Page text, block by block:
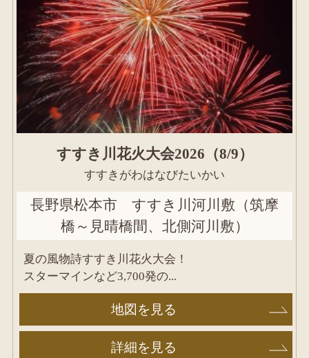
すすき川花火大会2026（8/9）
すすきがわはなびたいかい
長野県松本市 すすき川河川敷（筑摩
橋～見晴橋間、北側河川敷）
夏の風物詩すすき川花火大会！
スターマインなど3,700発の...
地図を見る
詳細を見る